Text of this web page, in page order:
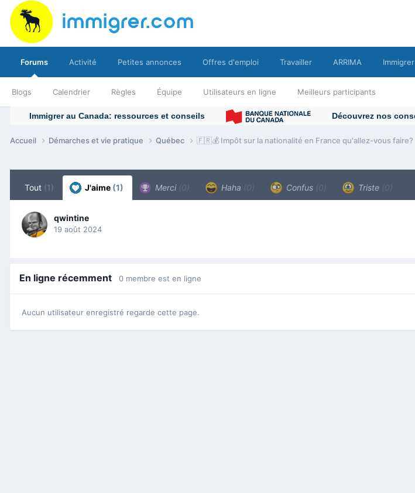
Forums
Blogs Calendrier Règles Équipe Utilisateurs en ligne Meilleurs participants
Activité Petites annonces Offres d'emploi Travailler ARRIMA Immigrer
Accueil Démarches et vie pratique Québec 🇫🇷💰 Impôt sur la nationalité en France qu'allez-vous faire?
Tout (1) J'aime (1) Merci (0) Haha (0) Confus (0) Triste (0)
qwintine
19 août 2024
En ligne récemment 0 membre est en ligne
Aucun utilisateur enregistré regarde cette page.